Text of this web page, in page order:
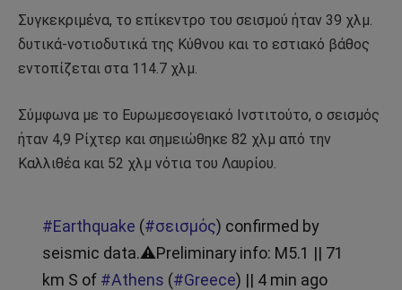
Συγκεκριμένα, το επίκεντρο του σεισμού ήταν 39 χλμ.
δυτικά-νοτιοδυτικά της Κύθνου και το εστιακό βάθος
εντοπίζεται στα 114.7 χλμ.
Σύμφωνα με το Ευρωμεσογειακό Ινστιτούτο, ο σεισμός
ήταν 4,9 Ρίχτερ και σημειώθηκε 82 χλμ από την
Καλλιθέα και 52 χλμ νότια του Λαυρίου.
#Earthquake (#σεισμός) confirmed by
seismic data.⚠Preliminary info: M5.1 || 71
km S of #Athens (#Greece) || 4 min ago